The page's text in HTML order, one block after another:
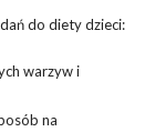
do diety dzieci:
warzyw i
na